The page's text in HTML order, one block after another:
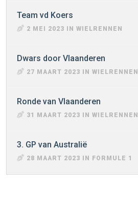
Team vd Koers
2 MEI 2023 IN WIELRENNEN
Dwars door Vlaanderen
27 MAART 2023 IN WIELRENNEN
Ronde van Vlaanderen
31 MAART 2023 IN WIELRENNEN
3. GP van Australië
28 MAART 2023 IN FORMULE 1